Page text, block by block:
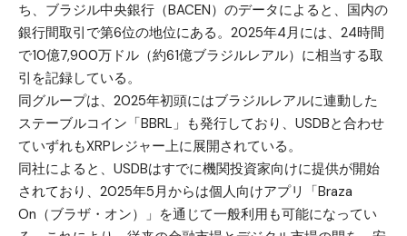
ち、ブラジル中央銀行（BACEN）のデータによると、国内の
銀行間取引で第6位の地位にある。2025年4月には、24時間
で10億7,900万ドル（約61億ブラジルレアル）に相当する取
引を記録している。
同グループは、2025年初頭にはブラジルレアルに連動した
ステーブルコイン「BBRL」も発行しており、USDBと合わせ
ていずれもXRPレジャー上に展開されている。
同社によると、USDBはすでに機関投資家向けに提供が開始
されており、2025年5月からは個人向けアプリ「Braza
On（ブラザ・オン）」を通じて一般利用も可能になってい